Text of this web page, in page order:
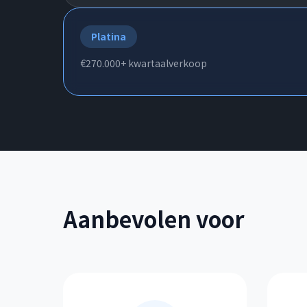
Platina
€270.000+ kwartaalverkoop
Aanbevolen voor